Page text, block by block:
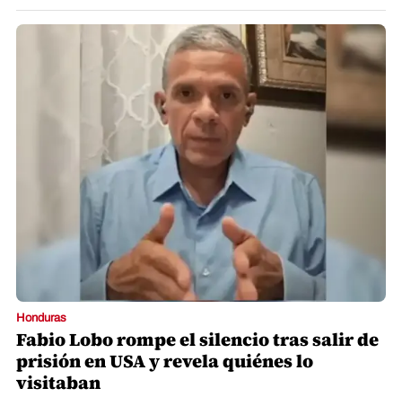
Honduras
Fabio Lobo rompe el silencio tras salir de
prisión en USA y revela quiénes lo
visitaban